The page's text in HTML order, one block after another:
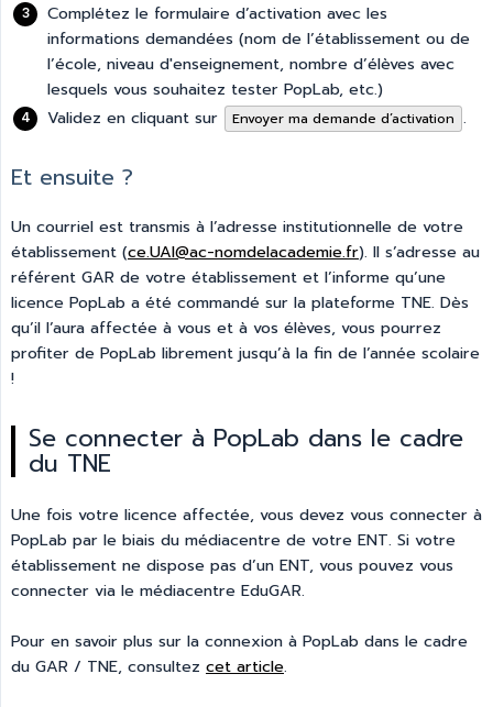
Complétez le formulaire d’activation avec les
informations demandées (nom de l’établissement ou de
l’école, niveau d'enseignement, nombre d’élèves avec
lesquels vous souhaitez tester PopLab, etc.)
Validez en cliquant sur
Envoyer ma demande d’activation .
Et ensuite ?
Un courriel est transmis à l’adresse institutionnelle de votre
établissement (ce.UAI@ac-nomdelacademie.fr). Il s’adresse au
référent GAR de votre établissement et l’informe qu’une
licence PopLab a été commandé sur la plateforme TNE. Dès
qu’il l’aura affectée à vous et à vos élèves, vous pourrez
profiter de PopLab librement jusqu’à la fin de l’année scolaire
!
Se connecter à PopLab dans le cadre
du TNE
Une fois votre licence affectée, vous devez vous connecter à
PopLab par le biais du médiacentre de votre ENT. Si votre
établissement ne dispose pas d’un ENT, vous pouvez vous
connecter via le médiacentre EduGAR.
Pour en savoir plus sur la connexion à PopLab dans le cadre
du GAR / TNE, consultez cet article.